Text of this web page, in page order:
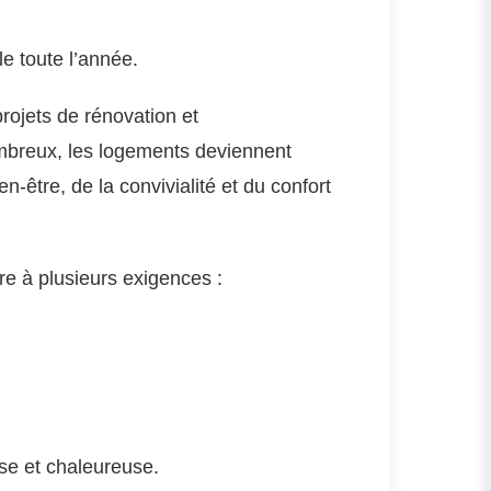
toute l’année.
de rénovation et
les logements deviennent
être, de la convivialité et du confort
à plusieurs exigences :
et chaleureuse.